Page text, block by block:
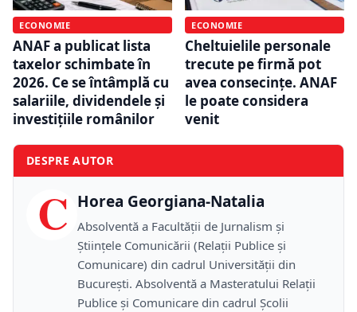
ECONOMIE
ANAF a publicat lista
taxelor schimbate în
2026. Ce se întâmplă cu
salariile, dividendele și
investițiile românilor
ECONOMIE
Cheltuielile personale
trecute pe firmă pot
avea consecințe. ANAF
le poate considera
venit
DESPRE AUTOR
C Horea Georgiana-Natalia
Absolventă a Facultății de Jurnalism și
Științele Comunicării (Relații Publice și
Comunicare) din cadrul Universității din
București. Absolventă a Masteratului Relații
Publice și Comunicare din cadrul Școlii